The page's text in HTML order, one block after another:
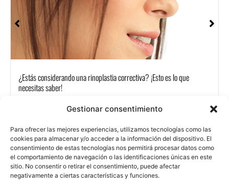
Gestionar consentimiento
Para ofrecer las mejores experiencias, utilizamos tecnologías como las
cookies para almacenar y/o acceder a la información del dispositivo. El
consentimiento de estas tecnologías nos permitirá procesar datos como
el comportamiento de navegación o las identificaciones únicas en este
sitio. No consentir o retirar el consentimiento, puede afectar
negativamente a ciertas características y funciones.
CON
TAC
TAR
¿Estás considerando una rinoplastia correctiva? ¡Esto es lo que
necesitas saber!
Aviso legal Política de privacidad Política de cookies